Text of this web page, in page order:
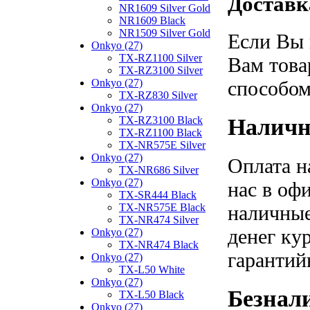
NR1609 Silver Gold
NR1609 Black
NR1509 Silver Gold
Onkyo (27)
TX-RZ1100 Silver
TX-RZ3100 Silver
Onkyo (27)
TX-RZ830 Silver
Onkyo (27)
TX-RZ3100 Black
TX-RZ1100 Black
TX-NR575E Silver
Onkyo (27)
TX-NR686 Silver
Onkyo (27)
TX-SR444 Black
TX-NR575E Black
TX-NR474 Silver
Onkyo (27)
TX-NR474 Black
Onkyo (27)
TX-L50 White
Onkyo (27)
TX-L50 Black
Onkyo (27)
Если Вы
Вам
Оплата
нас в
денег